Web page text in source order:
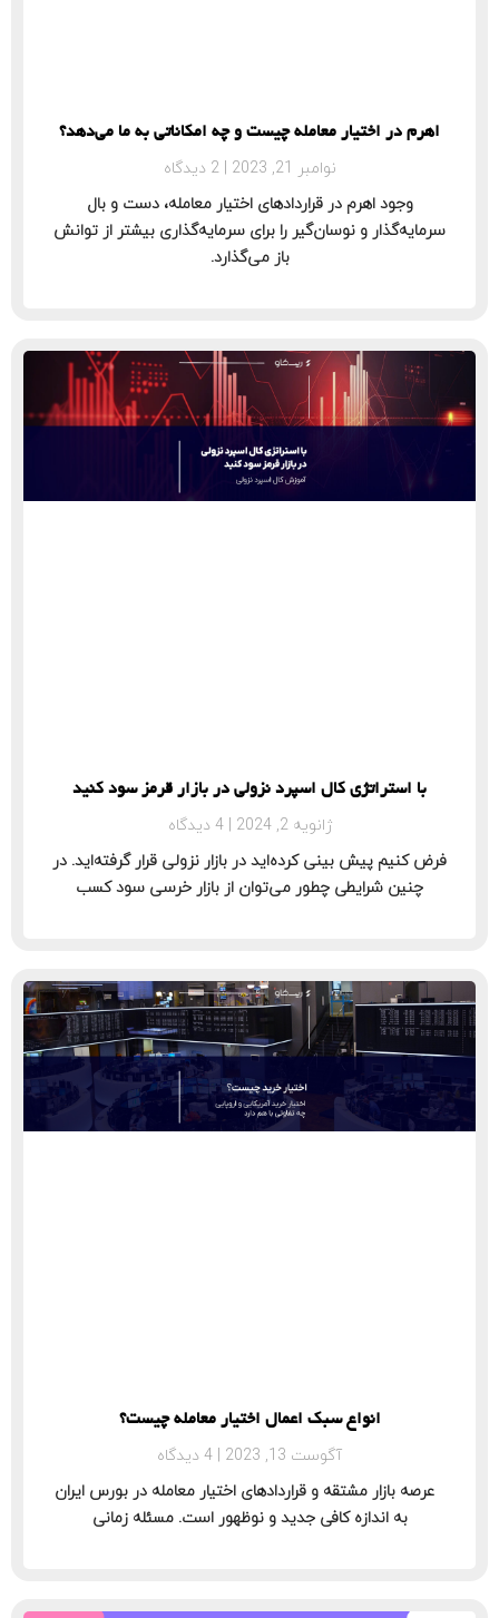
اهرم در اختیار معامله چیست و چه امکاناتی به ما می‌دهد؟
نوامبر 21, 2023
2 دیدگاه
وجود اهرم در قراردادهای اختیار معامله، دست و بال
سرمایه‌گذار و نوسان‌گیر را برای سرمایه‌گذاری بیشتر از توانش
باز می‌گذارد.
با استراتژی کال اسپرد نزولی در بازار قرمز سود کنید
ژانویه 2, 2024
4 دیدگاه
فرض کنیم پیش بینی کرده‌اید در بازار نزولی قرار گرفته‌اید. در
چنین شرایطی چطور می‌توان از بازار خرسی سود کسب
انواع سبک اعمال اختیار معامله چیست؟
آگوست 13, 2023
4 دیدگاه
عرصه بازار مشتقه و قراردادهای اختیار معامله در بورس ایران
به اندازه کافی جدید و نوظهور است. مسئله زمانی